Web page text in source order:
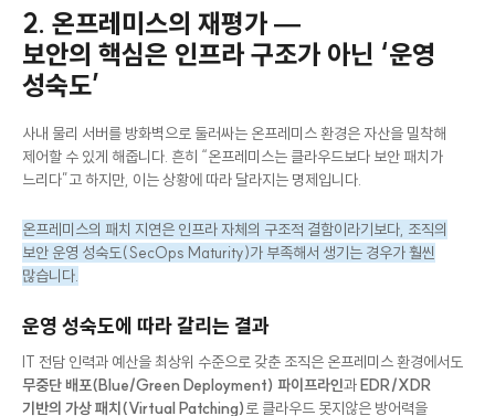
2. 온프레미스의 재평가 —
보안의 핵심은 인프라 구조가 아닌 ‘운영
성숙도’
사내 물리 서버를 방화벽으로 둘러싸는 온프레미스 환경은 자산을 밀착해
제어할 수 있게 해줍니다. 흔히 “온프레미스는 클라우드보다 보안 패치가
온프레미스의 패치 지연은 인프라 자체의 구조적 결함이라기보다, 조직의
보안 운영 성숙도(SecOps Maturity)가 부족해서 생기는 경우가 훨씬
IT 전담 인력과 예산을 최상위 수준으로 갖춘 조직은 온프레미스 환경에서도
무중단 배포(Blue/Green Deployment) 파이프라인과EDR/XDR